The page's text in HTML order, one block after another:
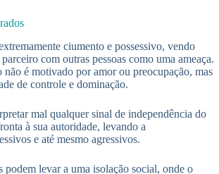
ciumento e possessivo, vendo
com outras pessoas como uma ameaça.
não é motivado por amor ou preocupação, mas
de controle e dominação.
mal qualquer sinal de independência do
à sua autoridade, levando a
e até mesmo agressivos.
podem levar a uma isolação social, onde o